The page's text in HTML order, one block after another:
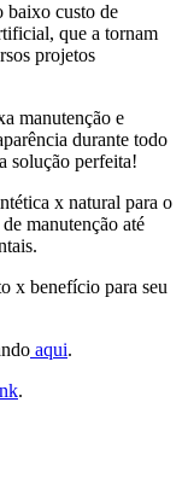
baixo custo de
que a tornam
projetos
manutenção e
durante todo
solução perfeita!
x natural para o
manutenção até
x benefício para seu
aqui.
.